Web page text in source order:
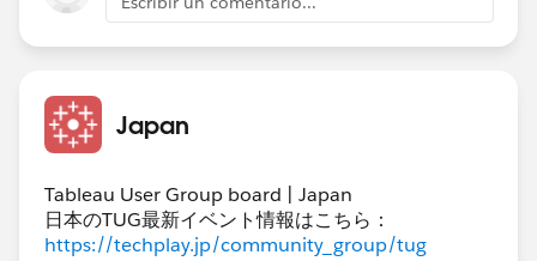
Japan
Tableau User Group board | Japan
日本のTUG最新イベント情報はこちら：
https://techplay.jp/community_group/tug